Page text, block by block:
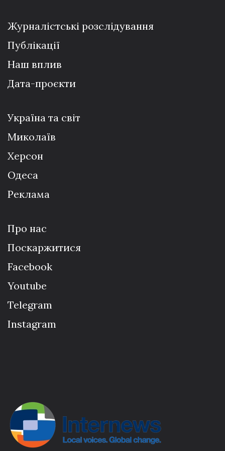
Журналістські розслідування
Публікації
Наш вплив
Дата-проєкти
Україна та світ
Миколаїв
Херсон
Одеса
Реклама
Про нас
Поскаржитися
Facebook
Youtube
Telegram
Instagram